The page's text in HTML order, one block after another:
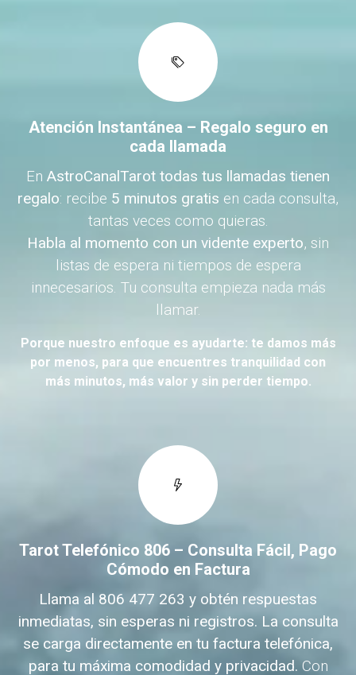
Atención Instantánea – Regalo seguro en
cada llamada
En AstroCanalTarot todas tus llamadas tienen
regalo: recibe 5 minutos gratis en cada consulta,
tantas veces como quieras.
Habla al momento con un vidente experto, sin
listas de espera ni tiempos de espera
innecesarios. Tu consulta empieza nada más
llamar.
Porque nuestro enfoque es ayudarte: te damos más
por menos, para que encuentres tranquilidad con
más minutos, más valor y sin perder tiempo.
Tarot Telefónico 806 – Consulta Fácil, Pago
Cómodo en Factura
Llama al 806 477 263 y obtén respuestas
inmediatas, sin esperas ni registros. La consulta
se carga directamente en tu factura telefónica,
para tu máxima comodidad y privacidad. Con